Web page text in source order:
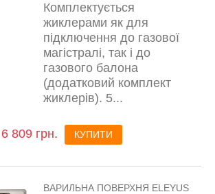
Комплектується
жиклерами як для
підключення до газової
магістралі, так і до
газового балона
(додатковий комплект
жиклерів). 5...
6 809 грн. КУПИТИ
ВАРИЛЬНА ПОВЕРХНЯ ELEYUS